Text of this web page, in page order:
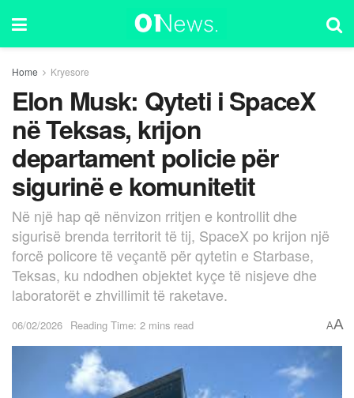
Home Kryesore
Elon Musk: Qyteti i SpaceX
në Teksas, krijon
departament policie për
sigurinë e komunitetit
Në një hap që nënvizon rritjen e kontrollit dhe
sigurisë brenda territorit të tij, SpaceX po krijon një
forcë policore të veçantë për qytetin e Starbase,
Teksas, ku ndodhen objektet kyçe të nisjeve dhe
laboratorët e zhvillimit të raketave.
06/02/2026 Reading Time: 2 mins read AA